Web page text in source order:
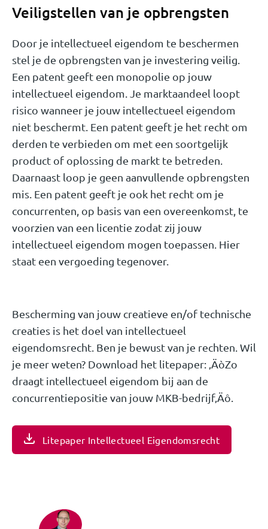
Veiligstellen van je opbrengsten
Door je intellectueel eigendom te beschermen
stel je de opbrengsten van je investering veilig.
Een patent geeft een monopolie op jouw
intellectueel eigendom. Je marktaandeel loopt
risico wanneer je jouw intellectueel eigendom
niet beschermt. Een patent geeft je het recht om
derden te verbieden om met een soortgelijk
product of oplossing de markt te betreden.
Daarnaast loop je geen aanvullende opbrengsten
mis. Een patent geeft je ook het recht om je
concurrenten, op basis van een overeenkomst, te
voorzien van een licentie zodat zij jouw
intellectueel eigendom mogen toepassen. Hier
staat een vergoeding tegenover.
Bescherming van jouw creatieve en/of technische
creaties is het doel van intellectueel
eigendomsrecht. Ben je bewust van je rechten. Wil
je meer weten? Download het litepaper: ‚ÄòZo
draagt intellectueel eigendom bij aan de
concurrentiepositie van jouw MKB-bedrijf‚Äô.
Litepaper Intellectueel Eigendomsrecht